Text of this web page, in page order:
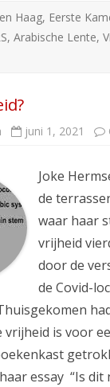
Haag, Eerste
, Arabische Lente,
juni 1, 2021
Joke
de
waar haar
vrijheid
door de
de Covid-
is voor
essay “Is dit